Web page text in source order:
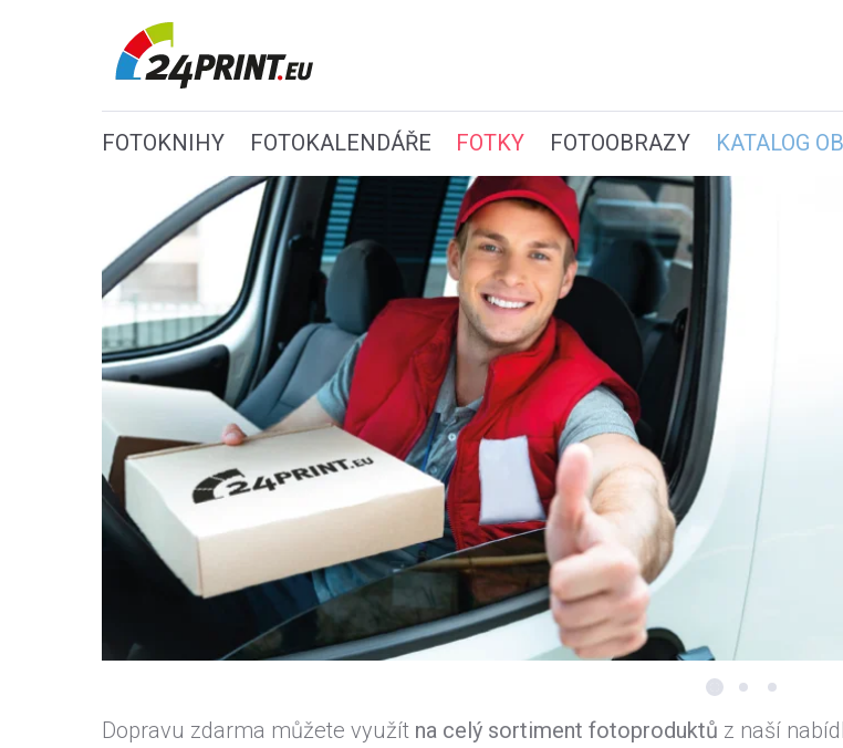
FOTOKNIHY FOTOKALENDÁŘE FOTKY FOTOOBRAZY KATALOG
Dopravu zdarma můžete využít na celý sortiment fotoproduktů z naší